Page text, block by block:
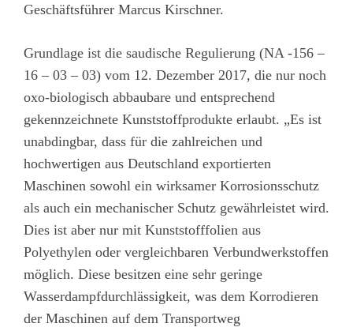
Geschäftsführer Marcus Kirschner.
Grundlage ist die saudische Regulierung (NA -156 –
16 – 03 – 03) vom 12. Dezember 2017, die nur noch
oxo-biologisch abbaubare und entsprechend
gekennzeichnete Kunststoffprodukte erlaubt. „Es ist
unabdingbar, dass für die zahlreichen und
hochwertigen aus Deutschland exportierten
Maschinen sowohl ein wirksamer Korrosionsschutz
als auch ein mechanischer Schutz gewährleistet wird.
Dies ist aber nur mit Kunststofffolien aus
Polyethylen oder vergleichbaren Verbundwerkstoffen
möglich. Diese besitzen eine sehr geringe
Wasserdampfdurchlässigkeit, was dem Korrodieren
der Maschinen auf dem Transportweg